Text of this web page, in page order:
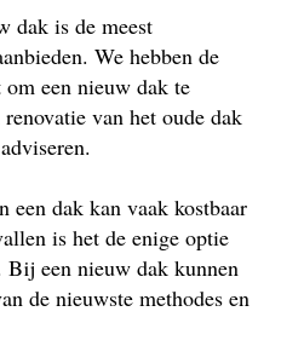
dak is de meest
We hebben de
een nieuw dak te
van het oude dak
een dak kan vaak kostbaar
is het de enige optie
Bij een nieuw dak kunnen
de nieuwste methodes en